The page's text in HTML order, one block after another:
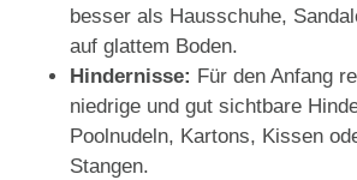
besser als Hausschuhe,
auf glattem Boden.
Hindernisse: Für den Anfang
niedrige und gut sichtbare
Poolnudeln, Kartons, Kissen
Stangen.